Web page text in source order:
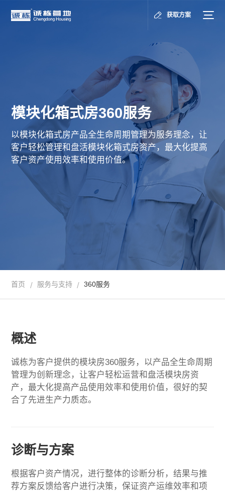
获取方案
模块化箱式房360服务
以模块化箱式房产品全生命周期管理为服务理念，让
客户轻松管理和盘活模块化箱式房资产，最大化提高
客户资产使用效率和使用价值。
首页 / 服务与支持 / 360服务
概述
诚栋为客户提供的模块房360服务，以产品全生命周期
管理为创新理念，让客户轻松运营和盘活模块房资
产，最大化提高产品使用效率和使用价值，很好的契
合了先进生产力质态。
诊断与方案
根据客户资产情况，进行整体的诊断分析，结果与推
荐方案反馈给客户进行决策，保证资产运维效率和项